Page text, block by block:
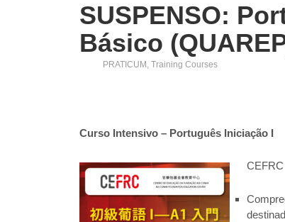
SUSPENSO:
Básico
PRATICUM , Training Courses
Curso Intensivo – Português Iniciação I